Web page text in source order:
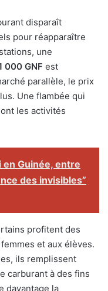
disparaît
pour réapparaître
une
000 GNF est
parallèle, le prix
Une flambée qui
les activités
en Guinée, entre
des invisibles”
profitent des
et aux élèves.
ils remplissent
carburant à des fins
davantage la